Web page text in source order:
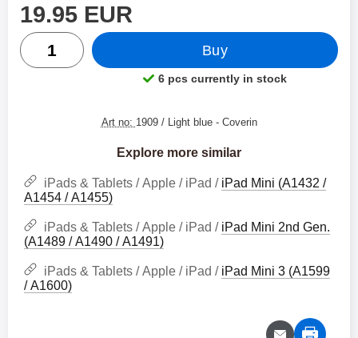
price
19.95 EUR
quantity
Buy
Product availability:
6 pcs currently in stock
Art no: 1909 / Light blue - Coverin
Explore more similar
iPads & Tablets / Apple / iPad / iPad Mini (A1432 /
A1454 / A1455)
iPads & Tablets / Apple / iPad / iPad Mini 2nd Gen.
(A1489 / A1490 / A1491)
iPads & Tablets / Apple / iPad / iPad Mini 3 (A1599
/ A1600)